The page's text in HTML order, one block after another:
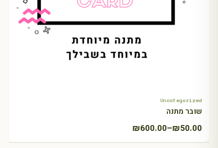
Uncategorized
שובר מתנה
₪50.00
–
₪600.00
טווח
מחירים: